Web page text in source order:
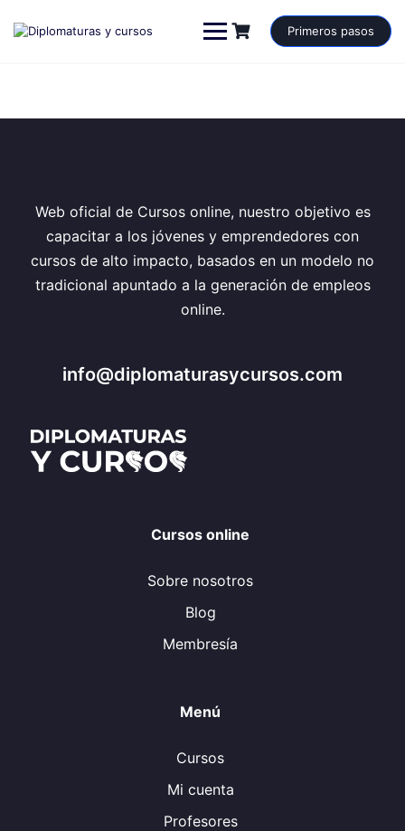
contenido
Primeros pasos
Web oficial de Cursos online, nuestro objetivo es
capacitar a los jóvenes y emprendedores con
cursos de alto impacto, basados en un modelo no
tradicional apuntado a la generación de empleos
online.
info@diplomaturasycursos.com
Cursos online
Sobre nosotros
Blog
Membresía
Menú
Cursos
Mi cuenta
Profesores